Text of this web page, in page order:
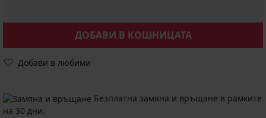
ДОБАВИ В КОШНИЦАТА
Добави в любими
Безплатна замяна и връщане в рамките
на 30 дни.